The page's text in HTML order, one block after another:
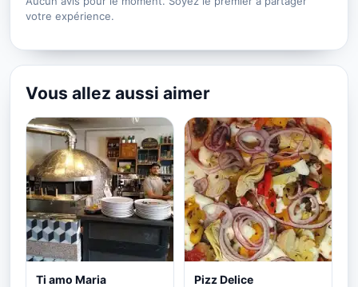
votre expérience.
Vous allez aussi aimer
Ti amo Maria Pizz Delice